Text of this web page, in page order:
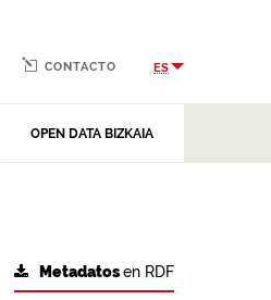
OPEN DATA BIZKAIA
CONTACTO ES
Metadatosen RDF